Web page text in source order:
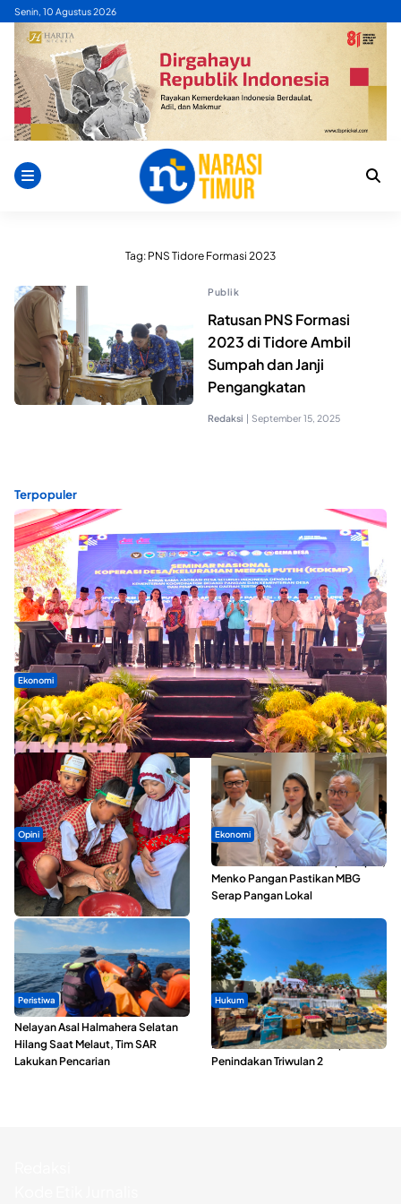
Skip
content
Senin, 10 Agustus 2026
Tag: PNS Tidore Formasi 2023
Publik
Ratusan PNS Formasi
2023 di Tidore Ambil
Sumpah dan Janji
Pengangkatan
Redaksi | September 15, 2025
Terpopuler
Ekonomi
Seminar di Ternate, Mendes Perkuat Sinergi Percepatan
Kopdes Merah Putih
Opini
Tak Sekadar Memarut Kelapa,
Kukuran Tongole Jadi Media
Belajar Etnosains
Ekonomi
SPPG di Maluku Utara Dipercepat,
Menko Pangan Pastikan MBG
Serap Pangan Lokal
Peristiwa
Nelayan Asal Halmahera Selatan
Hilang Saat Melaut, Tim SAR
Lakukan Pencarian
Hukum
Polda Maluku Utara Musnahkan
Ribuan Liter Miras Hasil Operasi
Penindakan Triwulan 2